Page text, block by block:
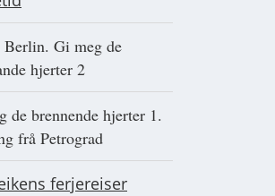
Berlin. Gi meg de
hjerter 2
de brennende hjerter 1.
frå Petrograd
ferjereiser